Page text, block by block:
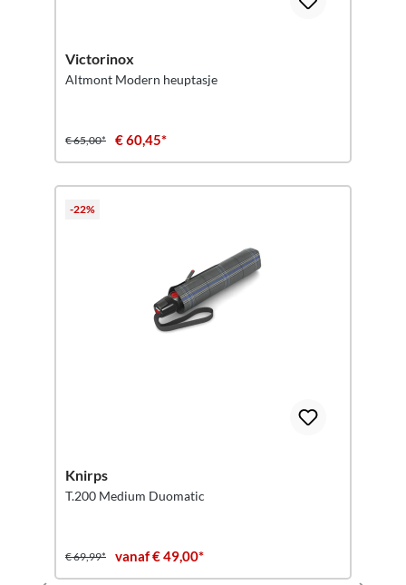
Victorinox
Altmont Modern heuptasje
€ 65,00* € 60,45*
-22%
Knirps
T.200 Medium Duomatic
€ 69,99* vanaf € 49,00*